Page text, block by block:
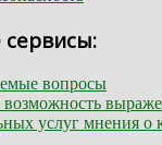
вопросы
возможность
услуг мнения о